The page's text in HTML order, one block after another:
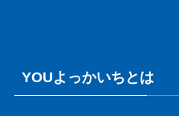
YOUよっかいちとは